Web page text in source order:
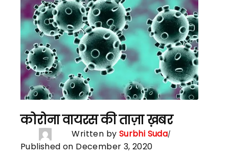
कोरोना वायरस की ताज़ा ख़बर
Written by Surbhi Suda
Published on December 3, 2020